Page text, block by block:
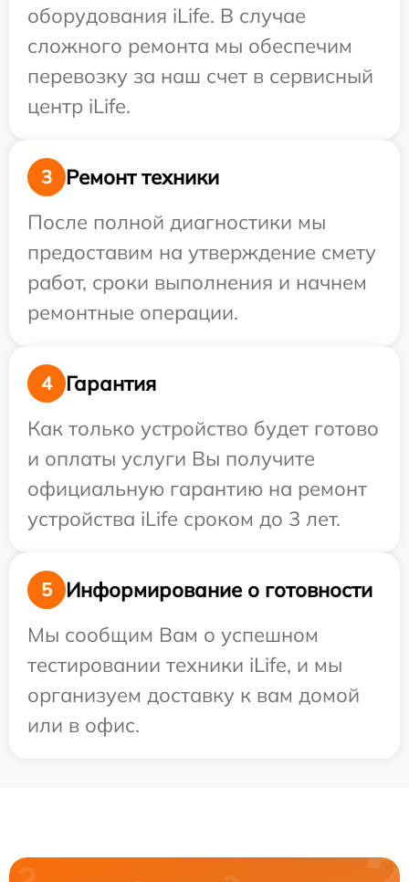
оборудования iLife. В случае
сложного ремонта мы обеспечим
перевозку за наш счет в сервисный
центр iLife.
3
Ремонт техники
После полной диагностики мы
предоставим на утверждение смету
работ, сроки выполнения и начнем
ремонтные операции.
4
Гарантия
Как только устройство будет готово
и оплаты услуги Вы получите
официальную гарантию на ремонт
устройства iLife сроком до 3 лет.
5
Информирование о готовности
Мы сообщим Вам о успешном
тестировании техники iLife, и мы
организуем доставку к вам домой
или в офис.